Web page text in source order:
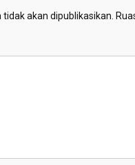
akan dipublikasikan.